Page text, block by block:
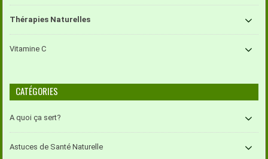
Thérapies Naturelles
Vitamine C
CATÉGORIES
A quoi ça sert?
Astuces de Santé Naturelle